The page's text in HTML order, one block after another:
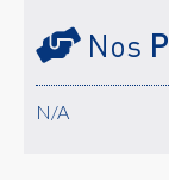
Nos
N/A